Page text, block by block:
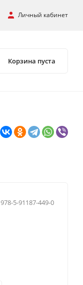
Личный кабинет
Корзина пуста
978-5-91187-449-0